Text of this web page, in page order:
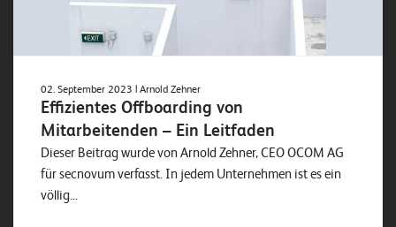
02. September 2023 | Arnold Zehner
Effizientes Offboarding von
Mitarbeitenden – Ein Leitfaden
Dieser Beitrag wurde von Arnold Zehner, CEO OCOM AG
für secnovum verfasst. In jedem Unternehmen ist es ein
völlig...